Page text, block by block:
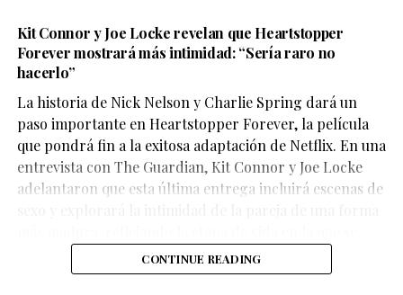
Aunque su participación no ocupa gran parte del
metraje, el actor logra dejar una fuerte impresión. Su
personaje,Sinon, juega un papel clave en la historia y
aporta una mirada profundamente humana sobre las
Kit Connor y Joe Locke revelan que Heartstopper
Forever mostrará más intimidad: “Sería raro no
hacerlo”
La historia de Nick Nelson y Charlie Spring dará un
paso importante en Heartstopper Forever, la película
que pondrá fin a la exitosa adaptación de Netflix. En una
entrevista con The Guardian, Kit Connor y Joe Locke
adelantaron que esta última entrega incluirá escenas de
encuentran los personajes.CONTINUE READING